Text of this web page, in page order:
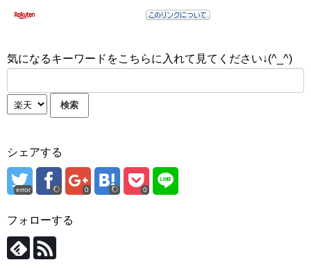
気になるキーワードをこちらに入れて見てください↓(^_^)
シェアする
error 0 0
フォローする